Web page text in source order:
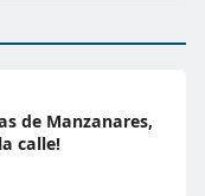
de Manzanares,
calle!